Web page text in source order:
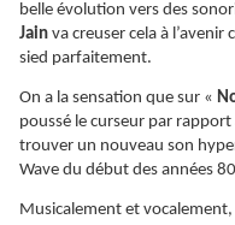
belle évolution vers des
Jain va creuser cela à
sied parfaitement.
On a la sensation que sur «
poussé le curseur par rapport
trouver un nouveau son
Wave du début des années
Musicalement et vocalement,